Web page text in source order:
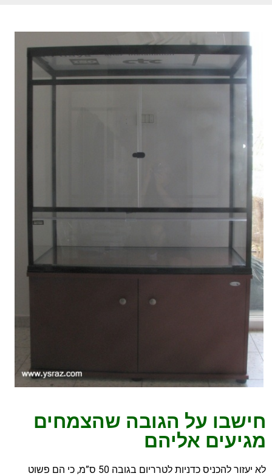
חישבו על הגובה שהצמחים
מגיעים אליהם
לא יעזור להכניס כדניות לטרריום בגובה 50 ס”מ, כי הם פשוט